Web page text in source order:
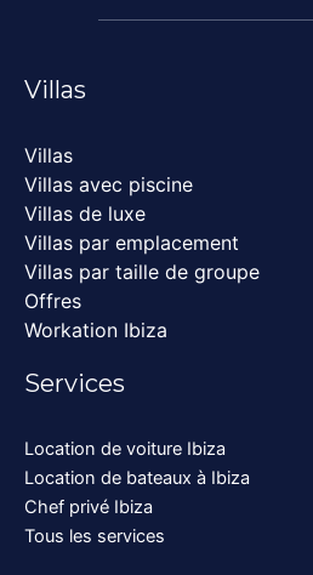
Villas
Villas
Villas avec piscine
Villas de luxe
Villas par emplacement
Villas par taille de groupe
Offres
Workation Ibiza
Services
Location de voiture Ibiza
Location de bateaux à Ibiza
Chef privé Ibiza
Tous les services